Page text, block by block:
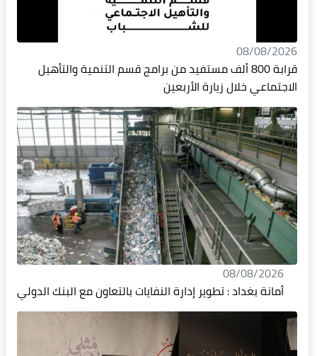
08/08/2026
قرابة 800 ألف مستفيد من برامج قسم التنمية والتأهيل
الاجتماعي خلال زيارة الأربعين
08/08/2026
أمانة بغداد : تطوير إدارة النفايات بالتعاون مع البنك الدولي